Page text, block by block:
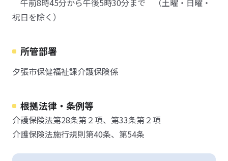
午前8時45分から午後5時30分まで （土曜・日曜・
祝日を除く）
所管部署
夕張市保健福祉課介護保険係
根拠法律・条例等
介護保険法第28条第２項、第33条第２項
介護保険法施行規則第40条、第54条